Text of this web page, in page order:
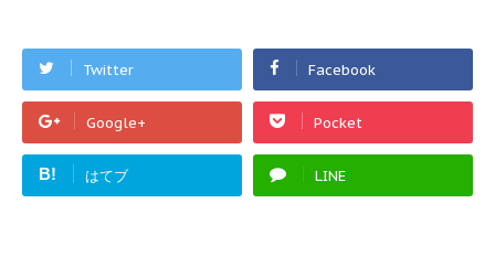
Twitter Facebook
Google+ Pocket
B! はてブ LINE